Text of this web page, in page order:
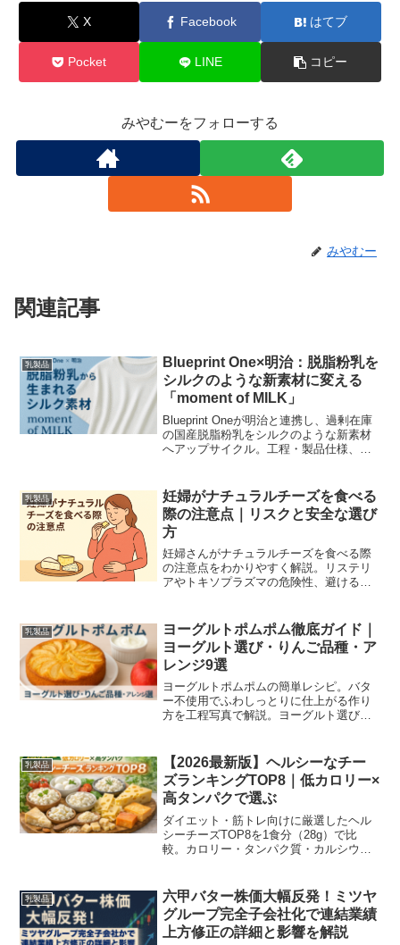
X Facebook はてブ
Pocket LINE コピー
みやむーをフォローする
みやむー
関連記事
乳製品
Blueprint One×明治：脱脂粉乳を
シルクのような新素材に変える
「moment of MILK」
Blueprint Oneが明治と連携し、過剰在庫
の国産脱脂粉乳をシルクのような新素材
へアップサイクル。工程・製品仕様、量
乳製品
妊婦がナチュラルチーズを食べる
際の注意点｜リスクと安全な選び
方
妊婦さんがナチュラルチーズを食べる際
の注意点をわかりやすく解説。リステリ
アやトキソプラズマの危険性、避けるべ
機関の指針にもとづく実用ガイド。妊婦
は医師に相談を推奨します
乳製品
ヨーグルトポムポム徹底ガイド｜
ヨーグルト選び・りんご品種・ア
レンジ9選
ヨーグルトポムポムの簡単レシピ。バタ
ー不使用でふわしっとりに仕上がる作り
方を工程写真で解説。ヨーグルト選び・
乳製品
【2026最新版】ヘルシーなチー
ズランキングTOP8｜低カロリー×
高タンパクで選ぶ
ダイエット・筋トレ向けに厳選したヘル
シーチーズTOP8を1食分（28g）で比
較。カロリー・タンパク質・カルシウ
乳製品
六甲バター株価大幅反発！ミツヤ
グループ完全子会社化で連結業績
上方修正の詳細と影響を解説